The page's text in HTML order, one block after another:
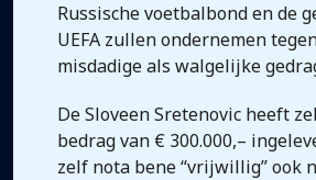
Russische voetbalbond en de
UEFA zullen ondernemen
misdadige als walgelijke
De Sloveen Sretenovic heeft
bedrag van € 300.000,–
zelf nota bene “vrijwillig” ook